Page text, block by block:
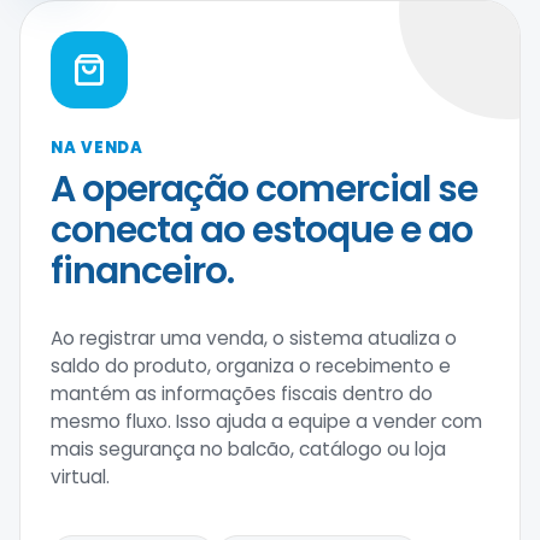
NA VENDA
A operação comercial se
conecta ao estoque e ao
financeiro.
Ao registrar uma venda, o sistema atualiza o
saldo do produto, organiza o recebimento e
mantém as informações fiscais dentro do
mesmo fluxo. Isso ajuda a equipe a vender com
mais segurança no balcão, catálogo ou loja
virtual.